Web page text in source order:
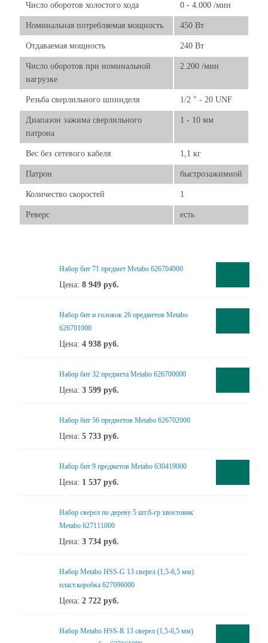
Число оборотов холостого хода 0 - 4.000 /мин
Номинальная потребляемая мощность 450 Вт
Отдаваемая мощность 240 Вт
Число оборотов при номинальной
нагрузке
2.200 /мин
Резьба сверлильного шпинделя 1/2 " - 20 UNF
Диапазон зажима сверлильного
патрона
1 - 10 мм
Вес без сетевого кабеля 1,1 кг
Патрон быстрозажимной
Количество скоростей 1
Реверс есть
Набор бит 71 предмет Metabo 626704000
Цена: 8 949 руб.
Набор бит и головок 26 предметов Metabo
626701000
Цена: 4 938 руб.
Набор бит 32 предмета Metabo 626700000
Цена: 3 599 руб.
Набор бит 56 предметов Metabo 626702000
Цена: 5 733 руб.
Набор бит 9 предметов Metabo 630419000
Цена: 1 537 руб.
Набор сверел по дереву 5 шт.6-гр хвостовик
Metabo 627111000
Цена: 3 734 руб.
Набор Metabo HSS-G 13 сверел (1,5-6,5 мм)
пласт.коробка 627096000
Цена: 2 722 руб.
Набор Metabo HSS-R 13 сверел (1,5-6,5 мм)